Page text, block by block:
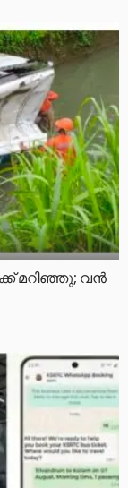
മറിഞ്ഞു; വൻ